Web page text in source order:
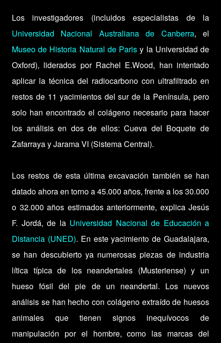
Los investigadores (incluidos especialistas de la
Universidad Nacional Australiana de Canberra, el
Museo de Historia Natural de Paris y la Universidad de
Oxford), liderados por Rachel E.Wood, han intentado
aplicar la técnica del radiocarbono con ultrafiltrado en
restos de 11 yacimientos del sur de la Península, pero
solo han encontrado el colágeno necesario para hacer
los análisis en dos de ellos: Cueva del Boquete de
Zafarraya y Jarama VI (Sistema Central).
Los restos de esta última excavación también se han
datado ahora en torno a 45.000 años, frente a los 30.000
o 32.000 años estimados anteriormente, explica Jesús
F. Jordá, de la Universidad Nacional de Educación a
Distancia (UNED). En este yacimiento de Guadalajara,
se han descubierto ya numerosas piezas de industria
lítica típica de los neandertales (Musteriense) y un
hueso fósil del pie de un neandertal. Los nuevos
análisis se han hecho con colágeno extraído de huesos
animales que tienen signos inequívocos de
manipulación por el hombre, como las marcas del